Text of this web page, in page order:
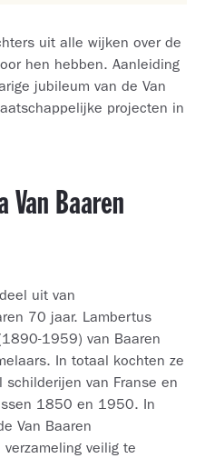
uit alle wijken over de
hen hebben. Aanleiding
jubileum van de Van
projecten in
Van Baaren
uit van
70 jaar. Lambertus
1959) van Baaren
In totaal kochten ze
schilderijen van Franse en
1850 en 1950. In
Van Baaren
veilig te